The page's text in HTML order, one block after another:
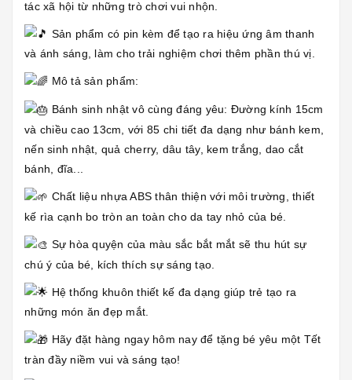
tác xã hội từ những trò chơi vui nhộn.
Sản phẩm có pin kèm để tạo ra hiệu ứng âm thanh
và ánh sáng, làm cho trải nghiệm chơi thêm phần thú vị.
Mô tả sản phẩm:
Bánh sinh nhật vô cùng đáng yêu: Đường kính 15cm
và chiều cao 13cm, với 85 chi tiết đa dạng như bánh kem,
nến sinh nhật, quả cherry, dâu tây, kem trắng, dao cắt
bánh, đĩa...
Chất liệu nhựa ABS thân thiện với môi trường, thiết
kế rìa cạnh bo tròn an toàn cho da tay nhỏ của bé.
Sự hòa quyện của màu sắc bắt mắt sẽ thu hút sự
chú ý của bé, kích thích sự sáng tạo.
Hệ thống khuôn thiết kế đa dạng giúp trẻ tạo ra
những món ăn đẹp mắt.
Hãy đặt hàng ngay hôm nay để tặng bé yêu một Tết
tràn đầy niềm vui và sáng tạo!